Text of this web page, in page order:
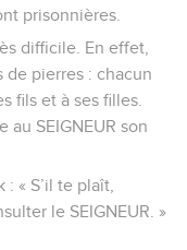
prisonnières.
difficile. En effet,
de pierres : chacun
fils et à ses filles.
au SEIGNEUR son
« S’il te plaît,
le SEIGNEUR. »